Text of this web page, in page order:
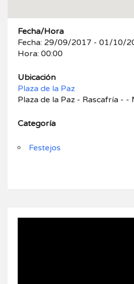
Fecha/Hora
Fecha: 29/09/2017 - 01/10/
Hora: 00:00
Ubicación
Plaza de la Paz
Plaza de la Paz - Rascafría - -
Categoría
Festejos